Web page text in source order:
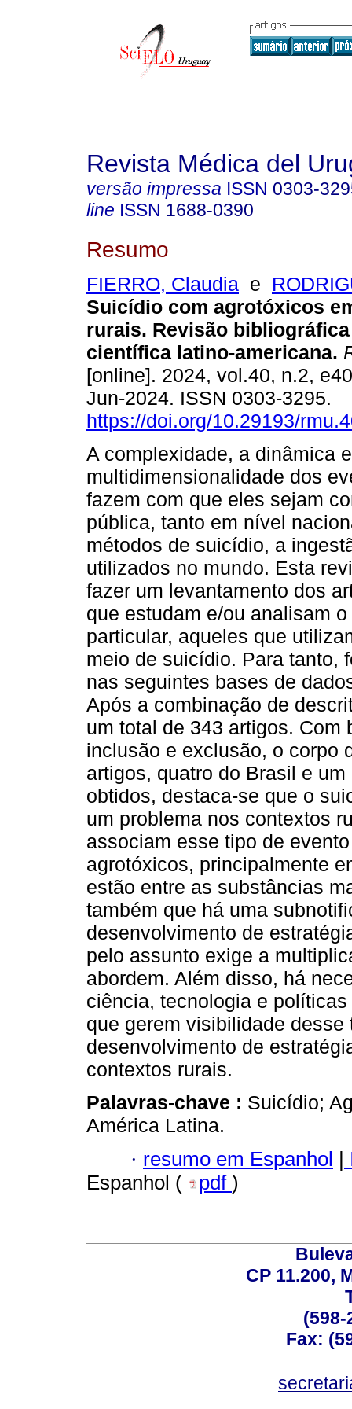
Revista Médica del
versão impressa ISSN 0303-
line ISSN 1688-0390
Resumo
FIERRO, Claudia e
Suicídio com agrotóxicos
rurais. Revisão
científica latino-americana.
[online]. 2024, vol.40, n.2,
Jun-2024. ISSN 0303-3295.
https://doi.org/10.29193/
A complexidade, a dinâmica
multidimensionalidade dos
fazem com que eles sejam
pública, tanto em nível
métodos de suicídio, a
utilizados no mundo. Esta
fazer um levantamento dos
que estudam e/ou analisam
particular, aqueles que
meio de suicídio. Para tanto,
nas seguintes bases de
Após a combinação de
um total de 343 artigos. Com
inclusão e exclusão, o corpo
artigos, quatro do Brasil e
obtidos, destaca-se que o
um problema nos contextos
associam esse tipo de
agrotóxicos, principalmente
estão entre as substâncias
também que há uma
desenvolvimento de
pelo assunto exige a
abordem. Além disso, há
ciência, tecnologia e
que gerem visibilidade
desenvolvimento de
contextos rurais.
Palavras-chave : Suicídio;
América Latina.
· resumo em Espanhol |
Espanhol (
pdf )
CP 11.200,
(598-
Fax: